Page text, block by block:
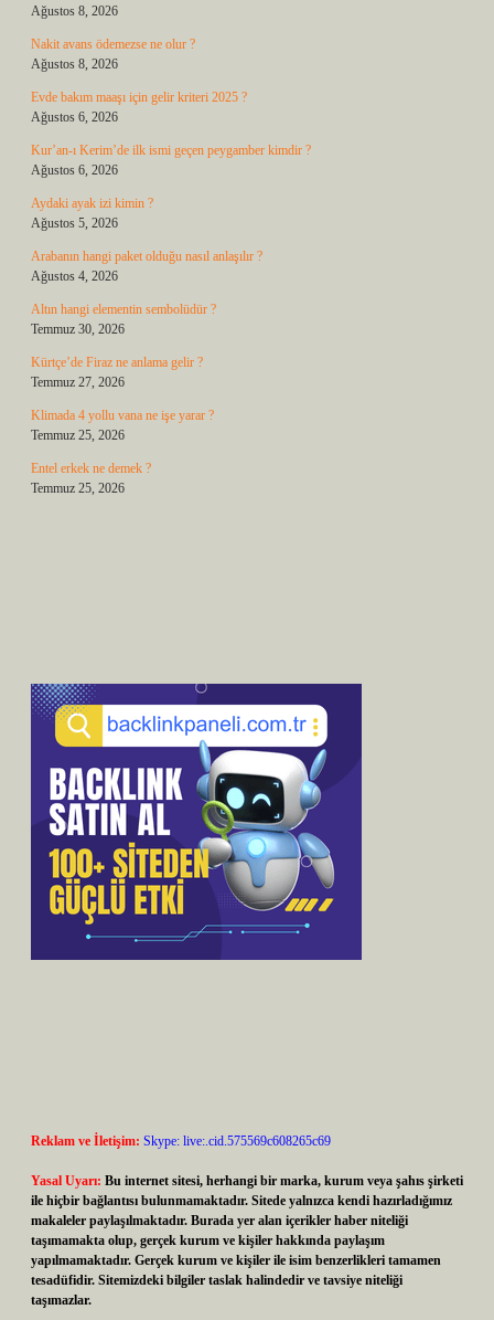
Ağustos 8, 2026
Nakit avans ödemezse ne olur ?
Ağustos 8, 2026
Evde bakım maaşı için gelir kriteri 2025 ?
Ağustos 6, 2026
Kur’an-ı Kerim’de ilk ismi geçen peygamber kimdir ?
Ağustos 6, 2026
Aydaki ayak izi kimin ?
Ağustos 5, 2026
Arabanın hangi paket olduğu nasıl anlaşılır ?
Ağustos 4, 2026
Altın hangi elementin sembolüdür ?
Temmuz 30, 2026
Kürtçe’de Firaz ne anlama gelir ?
Temmuz 27, 2026
Klimada 4 yollu vana ne işe yarar ?
Temmuz 25, 2026
Entel erkek ne demek ?
Temmuz 25, 2026
Reklam ve İletişim: Skype: live:.cid.575569c608265c69
Yasal Uyarı: Bu internet sitesi, herhangi bir marka, kurum veya şahıs şirketi
ile hiçbir bağlantısı bulunmamaktadır. Sitede yalnızca kendi hazırladığımız
makaleler paylaşılmaktadır. Burada yer alan içerikler haber niteliği
taşımamakta olup, gerçek kurum ve kişiler hakkında paylaşım
yapılmamaktadır. Gerçek kurum ve kişiler ile isim benzerlikleri tamamen
tesadüfidir. Sitemizdeki bilgiler taslak halindedir ve tavsiye niteliği
taşımazlar.